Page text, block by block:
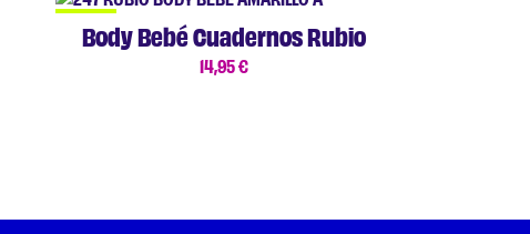
Body Bebé Cuadernos Rubio
14,95 €